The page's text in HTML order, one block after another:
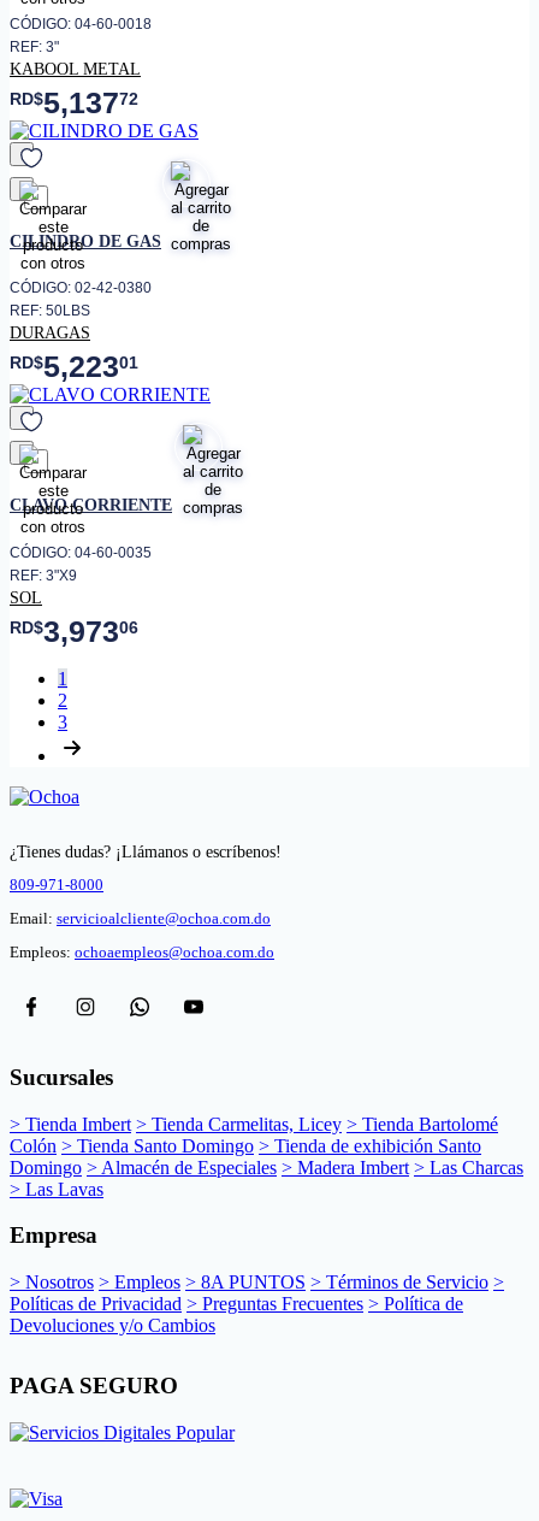
CÓDIGO: 04-60-0018
REF: 3"
KABOOL METAL
RD$5,13772
favorito
CILINDRO DE GAS
CÓDIGO: 02-42-0380
REF: 50LBS
DURAGAS
RD$5,22301
favorito
CLAVO CORRIENTE
CÓDIGO: 04-60-0035
REF: 3"X9
SOL
RD$3,97306
1
2
3
¿Tienes dudas? ¡Llámanos o escríbenos!
809-971-8000
Email: servicioalcliente@ochoa.com.do
Empleos: ochoaempleos@ochoa.com.do
Sucursales
> Tienda Imbert > Tienda Carmelitas, Licey > Tienda Bartolomé
Colón > Tienda Santo Domingo > Tienda de exhibición Santo
Domingo > Almacén de Especiales > Madera Imbert > Las Charcas
> Las Lavas
Empresa
> Nosotros > Empleos > 8A PUNTOS > Términos de Servicio >
Políticas de Privacidad > Preguntas Frecuentes > Política de
Devoluciones y/o Cambios
PAGA SEGURO